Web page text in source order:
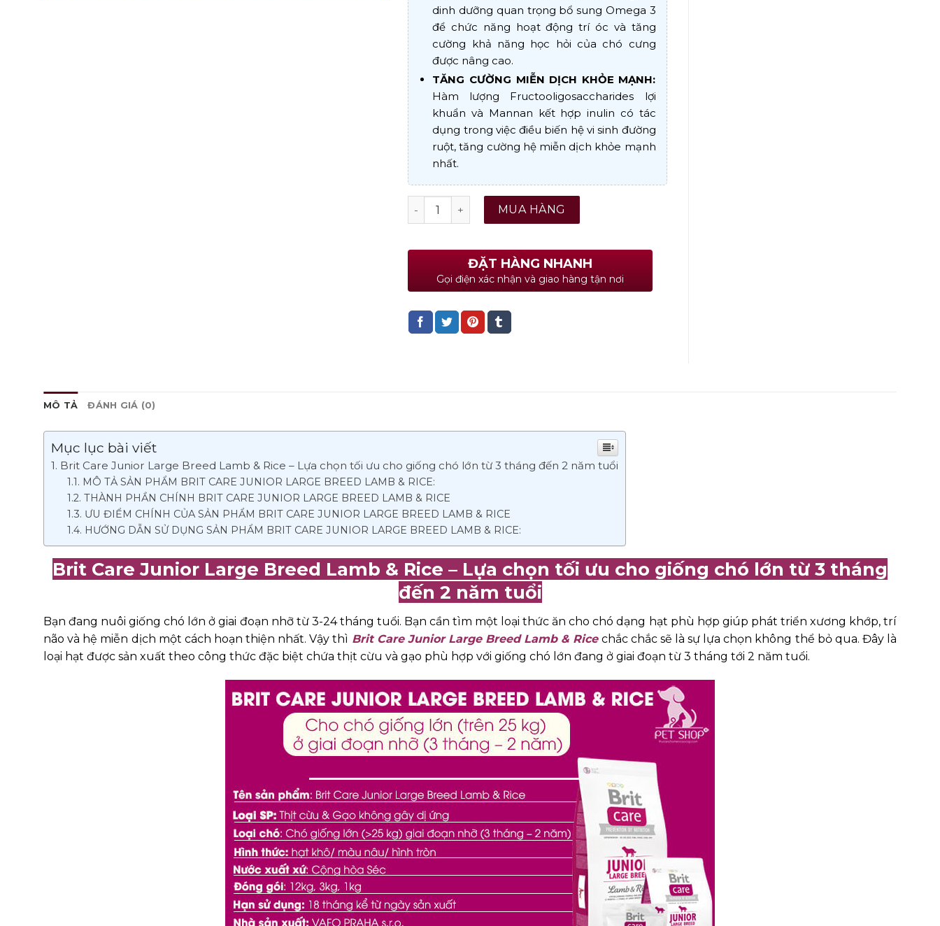
dinh dưỡng quan trọng bổ sung Omega 3
để chức năng hoạt động trí óc và tăng
cường khả năng học hỏi của chó cưng
được nâng cao.
TĂNG CƯỜNG MIỄN DỊCH KHỎE MẠNH:
Hàm lượng Fructooligosaccharides lợi
khuẩn và Mannan kết hợp inulin có tác
dụng trong việc điều biến hệ vi sinh đường
ruột, tăng cường hệ miễn dịch khỏe mạnh
nhất.
Brit Care Junior Large Breed Lamb & Rice số lượng
MUA HÀNG
ĐẶT HÀNG NHANH
Gọi điện xác nhận và giao hàng tận nơi
MÔ TẢ ĐÁNH GIÁ (0)
Mục lục bài viết
Brit Care Junior Large Breed Lamb & Rice – Lựa chọn tối ưu cho giống chó lớn từ 3 tháng đến 2 năm tuổi
MÔ TẢ SẢN PHẨM BRIT CARE JUNIOR LARGE BREED LAMB & RICE:
THÀNH PHẦN CHÍNH BRIT CARE JUNIOR LARGE BREED LAMB & RICE
ƯU ĐIỂM CHÍNH CỦA SẢN PHẨM BRIT CARE JUNIOR LARGE BREED LAMB & RICE
HƯỚNG DẪN SỬ DỤNG SẢN PHẨM BRIT CARE JUNIOR LARGE BREED LAMB & RICE:
Brit Care Junior Large Breed Lamb & Rice – Lựa chọn tối ưu cho giống chó lớn từ 3 tháng
đến 2 năm tuổi
Bạn đang nuôi giống chó lớn ở giai đoạn nhỡ từ 3-24 tháng tuổi. Bạn cần tìm một loại thức ăn cho chó dạng hạt phù hợp giúp phát triển xương khớp, trí
não và hệ miễn dịch một cách hoạn thiện nhất. Vậy thì Brit Care Junior Large Breed Lamb & Ricechắc chắc sẽ là sự lựa chọn không thể bỏ qua. Đây là
loại hạt được sản xuất theo công thức đặc biệt chứa thịt cừu và gạo phù hợp với giống chó lớn đang ở giai đoạn từ 3 tháng tới 2 năm tuổi.